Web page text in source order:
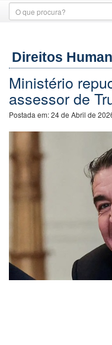
Direitos
Ministério
assessor de
Postada em:24 de Abril de